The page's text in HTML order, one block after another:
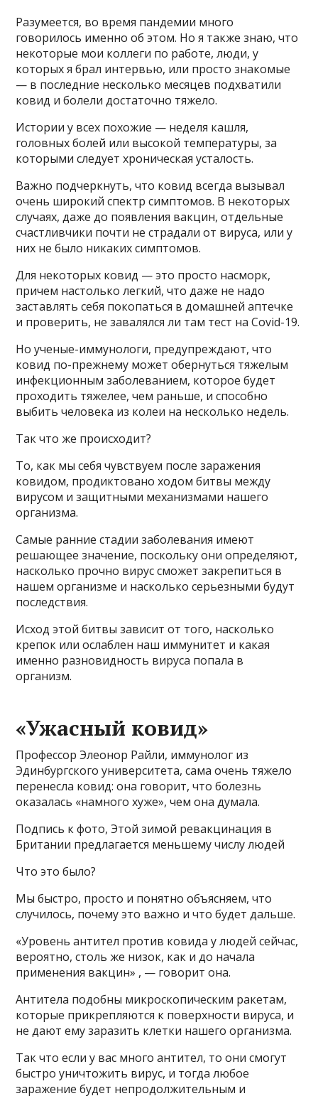
Разумеется, во время пандемии много
говорилось именно об этом. Но я также знаю, что
некоторые мои коллеги по работе, люди, у
которых я брал интервью, или просто знакомые
— в последние несколько месяцев подхватили
ковид и болели достаточно тяжело.
Истории у всех похожие — неделя кашля,
головных болей или высокой температуры, за
которыми следует хроническая усталость.
Важно подчеркнуть, что ковид всегда вызывал
очень широкий спектр симптомов. В некоторых
случаях, даже до появления вакцин, отдельные
счастливчики почти не страдали от вируса, или у
них не было никаких симптомов.
Для некоторых ковид — это просто насморк,
причем настолько легкий, что даже не надо
заставлять себя покопаться в домашней аптечке
и проверить, не завалялся ли там тест на Covid-19.
Но ученые-иммунологи, предупреждают, что
ковид по-прежнему может обернуться тяжелым
инфекционным заболеванием, которое будет
проходить тяжелее, чем раньше, и способно
выбить человека из колеи на несколько недель.
Так что же происходит?
То, как мы себя чувствуем после заражения
ковидом, продиктовано ходом битвы между
вирусом и защитными механизмами нашего
организма.
Самые ранние стадии заболевания имеют
решающее значение, поскольку они определяют,
насколько прочно вирус сможет закрепиться в
нашем организме и насколько серьезными будут
последствия.
Исход этой битвы зависит от того, насколько
крепок или ослаблен наш иммунитет и какая
именно разновидность вируса попала в
организм.
«Ужасный ковид»
Профессор Элеонор Райли, иммунолог из
Эдинбургского университета, сама очень тяжело
перенесла ковид: она говорит, что болезнь
оказалась «намного хуже», чем она думала.
Подпись к фото, Этой зимой ревакцинация в
Британии предлагается меньшему числу людей
Что это было?
Мы быстро, просто и понятно объясняем, что
случилось, почему это важно и что будет дальше.
«Уровень антител против ковида у людей сейчас,
вероятно, столь же низок, как и до начала
применения вакцин» , — говорит она.
Антитела подобны микроскопическим ракетам,
которые прикрепляются к поверхности вируса, и
не дают ему заразить клетки нашего организма.
Так что если у вас много антител, то они смогут
быстро уничтожить вирус, и тогда любое
заражение будет непродолжительным и